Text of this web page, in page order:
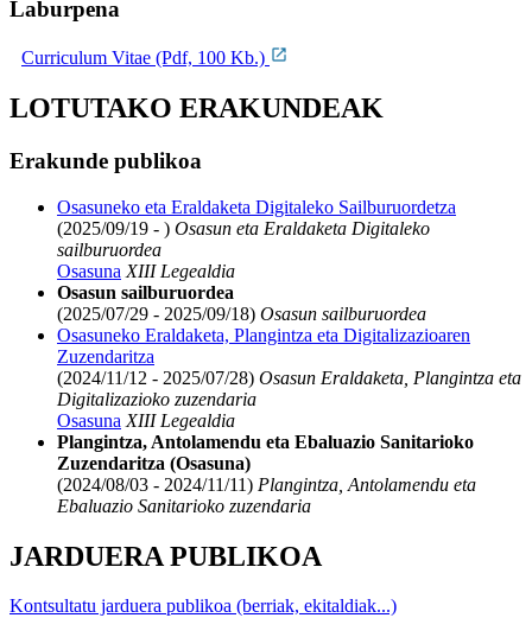
Laburpena
Curriculum Vitae (Pdf, 100 Kb.)
LOTUTAKO ERAKUNDEAK
Erakunde publikoa
Osasuneko eta Eraldaketa Digitaleko Sailburuordetza
(2025/09/19 - ) Osasun eta Eraldaketa Digitaleko
sailburuordea
Osasuna XIII Legealdia
Osasun sailburuordea
(2025/07/29 - 2025/09/18) Osasun sailburuordea
Osasuneko Eraldaketa, Plangintza eta Digitalizazioaren
Zuzendaritza
(2024/11/12 - 2025/07/28) Osasun Eraldaketa, Plangintza eta
Digitalizazioko zuzendaria
Osasuna XIII Legealdia
Plangintza, Antolamendu eta Ebaluazio Sanitarioko
Zuzendaritza (Osasuna)
(2024/08/03 - 2024/11/11) Plangintza, Antolamendu eta
Ebaluazio Sanitarioko zuzendaria
JARDUERA PUBLIKOA
Kontsultatu jarduera publikoa (berriak, ekitaldiak...)